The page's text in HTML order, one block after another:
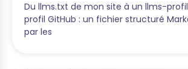
Du llms.txt de mon site à un llms-
profil GitHub : un fichier structuré
par les